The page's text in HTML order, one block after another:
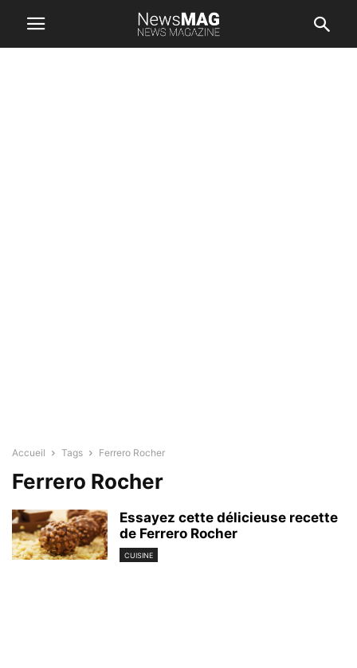
Accueil Tags Ferrero Rocher
Ferrero Rocher
Essayez cette délicieuse recette
de Ferrero Rocher
CUISINE